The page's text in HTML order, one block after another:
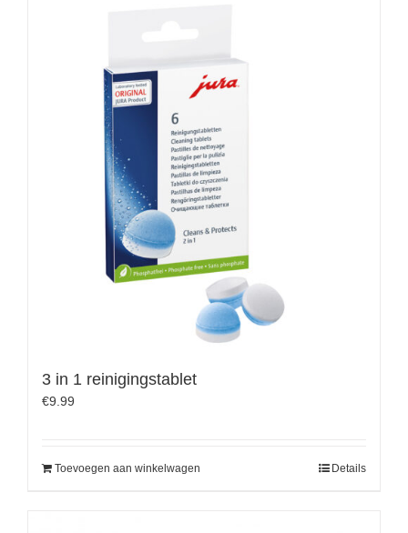
3 in 1 reinigingstablet
€9.99
Toevoegen aan winkelwagen Details